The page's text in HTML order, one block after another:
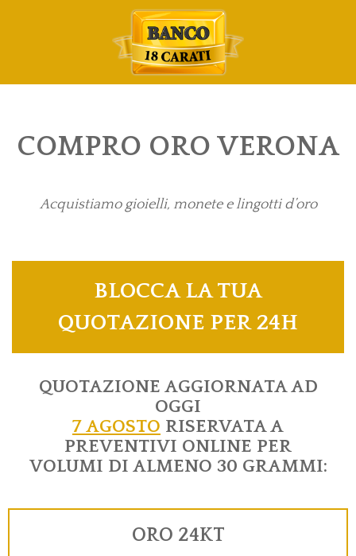
COMPRO ORO VERONA
Acquistiamo gioielli, monete e lingotti d’oro
BLOCCA LA TUA
QUOTAZIONE PER 24H
QUOTAZIONE AGGIORNATA AD
OGGI
7 AGOSTO RISERVATA A
PREVENTIVI ONLINE PER
VOLUMI DI ALMENO 30 GRAMMI:
ORO 24KT